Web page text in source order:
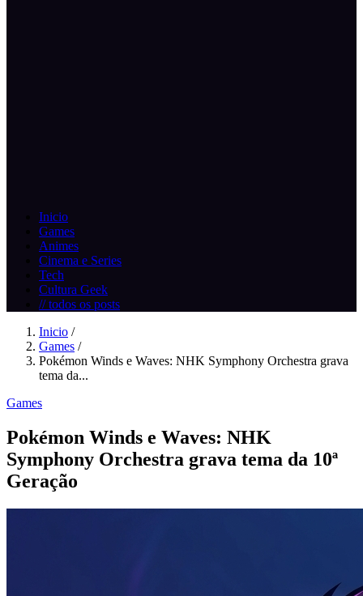
Inicio
Games
Animes
Cinema e Series
Tech
Cultura Geek
// todos os posts
Inicio /
Games /
Pokémon Winds e Waves: NHK Symphony Orchestra grava
tema da...
Games
Pokémon Winds e Waves: NHK
Symphony Orchestra grava tema da 10ª
Geração